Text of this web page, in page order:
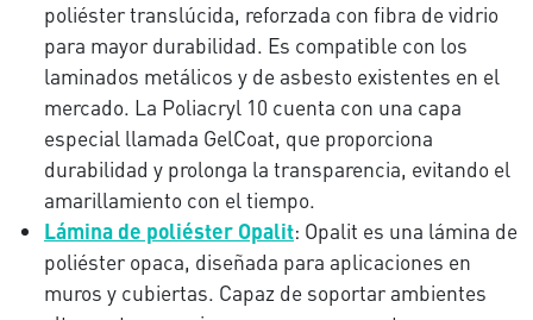
poliéster translúcida, reforzada con fibra de vidrio
para mayor durabilidad. Es compatible con los
laminados metálicos y de asbesto existentes en el
mercado. La Poliacryl 10 cuenta con una capa
especial llamada GelCoat, que proporciona
durabilidad y prolonga la transparencia, evitando el
amarillamiento con el tiempo.
Lámina de poliéster Opalit: Opalit es una lámina de
poliéster opaca, diseñada para aplicaciones en
muros y cubiertas. Capaz de soportar ambientes